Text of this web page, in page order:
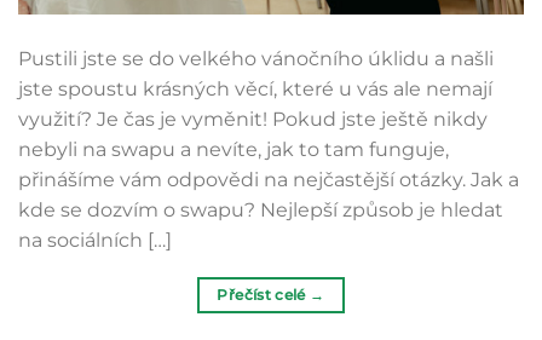
Pustili jste se do velkého vánočního úklidu a našli
jste spoustu krásných věcí, které u vás ale nemají
využití? Je čas je vyměnit! Pokud jste ještě nikdy
nebyli na swapu a nevíte, jak to tam funguje,
přinášíme vám odpovědi na nejčastější otázky. Jak a
kde se dozvím o swapu? Nejlepší způsob je hledat
na sociálních […]
Přečíst celé →